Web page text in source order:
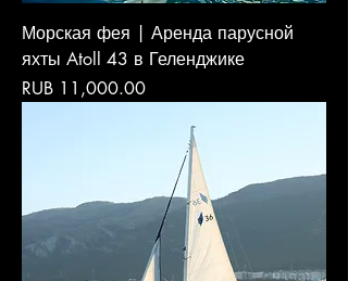
Морская фея | Аренда парусной
яхты Atoll 43 в Геленджике
Price
RUB 11,000.00